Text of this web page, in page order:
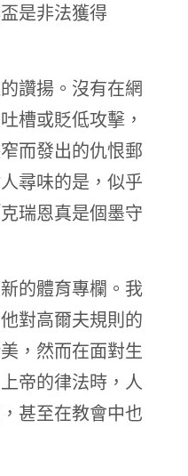
是非法獲得
讚揚。沒有在網
槽或貶低攻擊，
而發出的仇恨郵
尋味的是，似乎
瑞恩真是個墨守
的體育專欄。我
對高爾夫規則的
，然而在面對生
帝的律法時，人
甚至在教會中也